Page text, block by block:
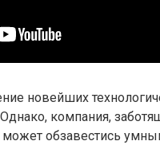
новейших
компания,
обзавестись